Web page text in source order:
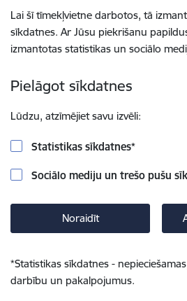
Lai šī tīmekļvietne darbotos, tā
sīkdatnes. Ar Jūsu piekrišanu
izmantotas statistikas un sociālo
Pielāgot sīkdatnes
Lūdzu, atzīmējiet savu izvēli:
Statistikas sīkdatnes*
Sociālo mediju un trešo pušu
Noraidīt
*Statistikas sīkdatnes -
darbību un pakalpojumus.